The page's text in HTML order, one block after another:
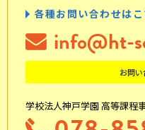
各種お問い合わせは
info@ht-
お問
学校法人神戸学園 高等課程